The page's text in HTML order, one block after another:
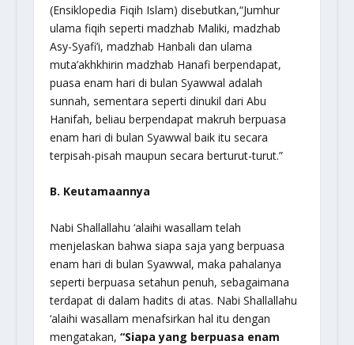
(Ensiklopedia Fiqih Islam) disebutkan,“Jumhur
ulama fiqih seperti madzhab Maliki, madzhab
Asy-Syafi’i, madzhab Hanbali dan ulama
muta’akhkhirin madzhab Hanafi berpendapat,
puasa enam hari di bulan Syawwal adalah
sunnah, sementara seperti dinukil dari Abu
Hanifah, beliau berpendapat makruh berpuasa
enam hari di bulan Syawwal baik itu secara
terpisah-pisah maupun secara berturut-turut.”
B. Keutamaannya
Nabi Shallallahu ‘alaihi wasallam telah
menjelaskan bahwa siapa saja yang berpuasa
enam hari di bulan Syawwal, maka pahalanya
seperti berpuasa setahun penuh, sebagaimana
terdapat di dalam hadits di atas. Nabi Shallallahu
‘alaihi wasallam menafsirkan hal itu dengan
mengatakan, “Siapa yang berpuasa enam